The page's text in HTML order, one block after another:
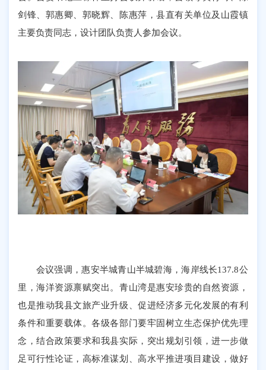
剑锋、郭惠卿、郭晓辉、陈惠萍，县直有关单位及山霞镇
主要负责同志，设计团队负责人参加会议。
会议强调，惠安半城青山半城碧海，海岸线长137.8公
里，海洋资源禀赋突出。青山湾是惠安珍贵的自然资源，
也是推动我县文旅产业升级、促进经济多元化发展的有利
条件和重要载体。各级各部门要牢固树立生态保护优先理
念，结合政策要求和我县实际，突出规划引领，进一步做
足可行性论证，高标准谋划、高水平推进项目建设，做好